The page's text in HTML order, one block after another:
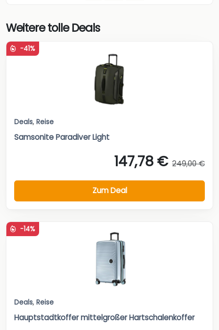
Weitere tolle Deals
-41%
Deals, Reise
Samsonite Paradiver Light
147,78 € 249,00 €
Zum Deal
-14%
Deals, Reise
Hauptstadtkoffer mittelgroßer Hartschalenkoffer